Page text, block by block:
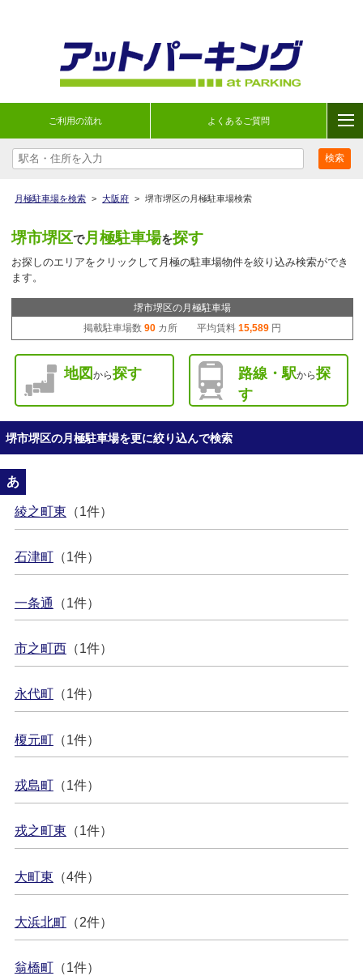
ご利用の流れ よくあるご質問
月極駐車場を検索 > 大阪府 > 堺市堺区の月極駐車場検索
堺市堺区で月極駐車場を探す
お探しのエリアをクリックして月極の駐車場物件を絞り込み検索ができ
ます。
堺市堺区の月極駐車場
掲載駐車場数 90 カ所 平均賃料 15,589 円
地図 から探す 路線・駅から探
す
堺市堺区の月極駐車場を更に絞り込んで検索
あ
綾之町東 （1件）
石津町（1件）
一条通 （1件）
市之町西（1件）
永代町（1件）
榎元町（1件）
戎島町（1件）
戎之町東 （1件）
大町東 （4件）
大浜北町（2件）
翁橋町（1件）